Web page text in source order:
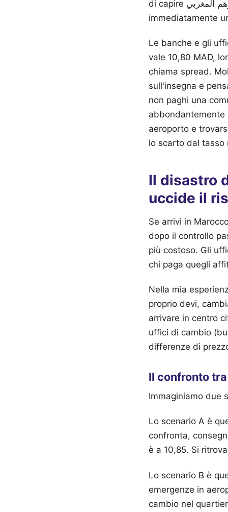
di capire كم يساوي 1000 يورو بالدرهم المغربي per una transazione personale, devi sottrarre
immediatamente
Le banche e gli
vale 10,80 MAD,
chiama spread.
sull'insegna e
non paghi una
abbondantemente
aeroporto e
lo scarto dal tasso
Il disastro
uccide il
Se arrivi in
dopo il controllo
più costoso. Gli
chi paga quegli
Nella mia
proprio devi,
arrivare in centro
uffici di cambio
differenze di
Il confronto
Immaginiamo due
Lo scenario A è
confronta,
è a 10,85. Si
Lo scenario B è
emergenze in
cambio nel